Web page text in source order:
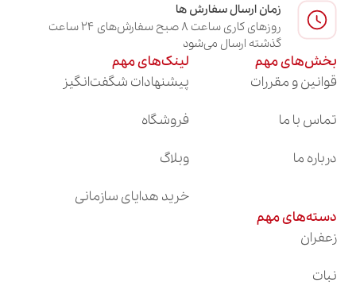
زمان ارسال سفارش ها
روزهای کاری ساعت ۸ صبح سفارش‌های ۲۴ ساعت
گذشته ارسال می‌شود
بخش‌های مهم
قوانین و مقررات
تماس با ما
درباره ما
لینک‌های مهم
پیشنهادات شگفت‌انگیز
فروشگاه
وبلاگ
خرید هدایای سازمانی
دسته‌های مهم
زعفران
نبات